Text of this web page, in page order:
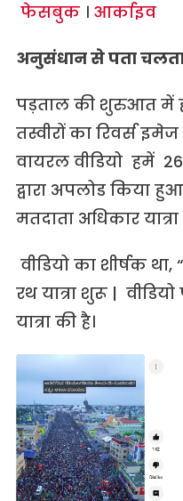
फेसबुक। आर्काइव
अनुसंधान से पता
पड़ताल की शुरुआत में
तस्वीरों का रिवर्स
वायरल वीडियो हमें
द्वारा अपलोड किया
मतदाता अधिकार
वीडियो का शीर्षक
रथ यात्रा शुरू |
यात्रा की है।